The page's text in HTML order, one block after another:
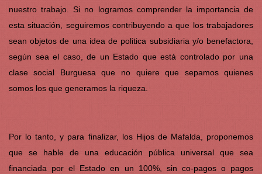
nuestro trabajo. Si no logramos comprender la importancia de
esta situación, seguiremos contribuyendo a que los trabajadores
sean objetos de una idea de politica subsidiaria y/o benefactora,
según sea el caso, de un Estado que está controlado por una
clase social Burguesa que no quiere que sepamos quienes
somos los que generamos la riqueza.
Por lo tanto, y para finalizar, los Hijos de Mafalda, proponemos
que se hable de una educación pública universal que sea
financiada por el Estado en un 100%, sin co-pagos o pagos